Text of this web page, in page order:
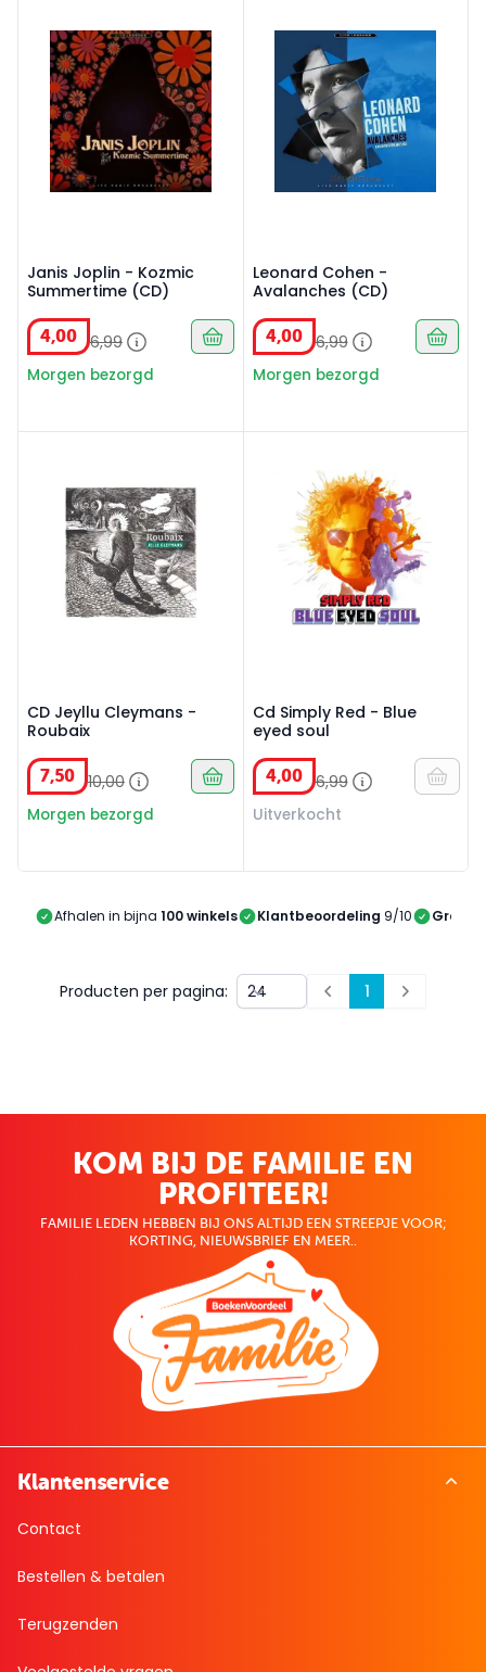
Janis Joplin - Kozmic
Summertime (CD)
4,00 6,99
Morgen bezorgd
Leonard Cohen -
Avalanches (CD)
4,00 6,99
Morgen bezorgd
CD Jeyllu Cleymans -
Roubaix
7,50 10,00
Morgen bezorgd
Cd Simply Red - Blue
eyed soul
4,00 6,99
Uitverkocht
Afhalen in bijna 100 winkels Klantbeoordeling 9/10 Gratis
Producten per pagina: Prev 1 Next
KOM BIJ DE FAMILIE EN
PROFITEER!
FAMILIE LEDEN HEBBEN BIJ ONS ALTIJD EEN STREEPJE VOOR;
KORTING, NIEUWSBRIEF EN MEER..
Klantenservice
Contact
Bestellen & betalen
Terugzenden